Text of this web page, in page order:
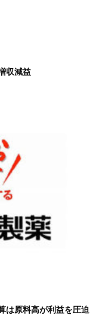
収減益
は原料高が利益を圧迫